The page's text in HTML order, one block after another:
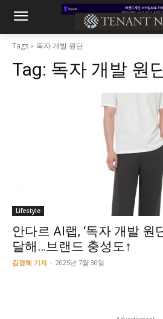
Tags 독자 개발 원단
Tag: 독자 개발 원
Lifestyle
안다르 AI랩, ‘독자 개발 원
달해…브랜드 충성도↑
김경혜 기자 - 2025년 7월 30일